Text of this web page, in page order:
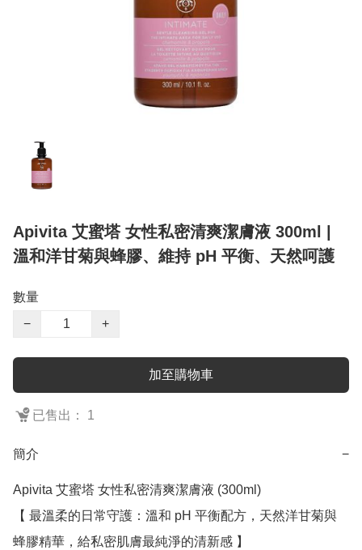
Apivita 艾蜜塔 女性私密清爽潔膚液 300ml |
溫和洋甘菊與蜂膠、維持 pH 平衡、天然呵護
數量
−
+
加至購物車
已售出： 1
簡介 −
Apivita 艾蜜塔 女性私密清爽潔膚液 (300ml)
【 最溫柔的日常守護：溫和 pH 平衡配方，天然洋甘菊與
蜂膠精華，給私密肌膚最純淨的清新感 】